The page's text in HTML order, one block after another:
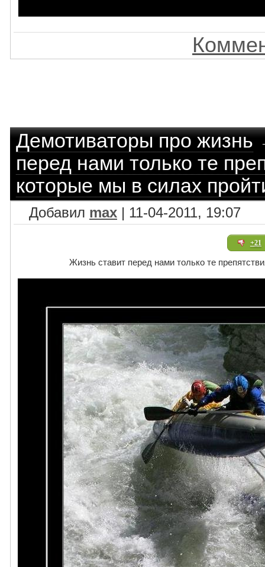
Демотиваторы про жизнь
перед нами только те
которые мы в силах
Добавил max | 11-04-2011, 19:07
+21
Жизнь ставит перед нами только те